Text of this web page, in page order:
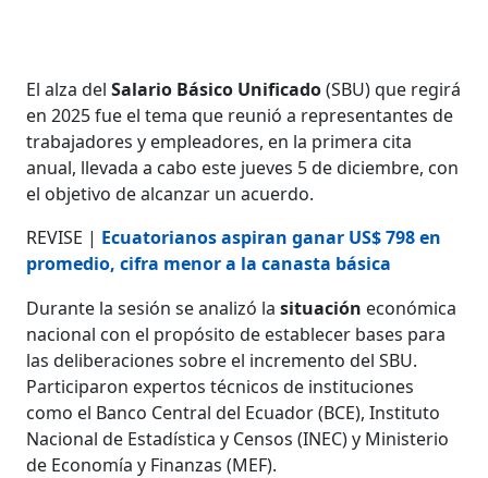
El alza delSalario Básico Unificado(SBU) que regirá
en 2025 fue el tema que reunió a representantes de
trabajadores y empleadores, en la primera cita
anual, llevada a cabo este jueves 5 de diciembre, con
el objetivo de alcanzar un acuerdo.
REVISE | Ecuatorianos aspiran ganar US$ 798 en
promedio, cifra menor a la canasta básica
Durante la sesión se analizó lasituación económica
nacional con el propósito de establecer bases para
las deliberaciones sobre el incremento del SBU.
Participaron expertos técnicos de instituciones
como el Banco Central del Ecuador (BCE), Instituto
Nacional de Estadística y Censos (INEC) y Ministerio
de Economía y Finanzas (MEF).